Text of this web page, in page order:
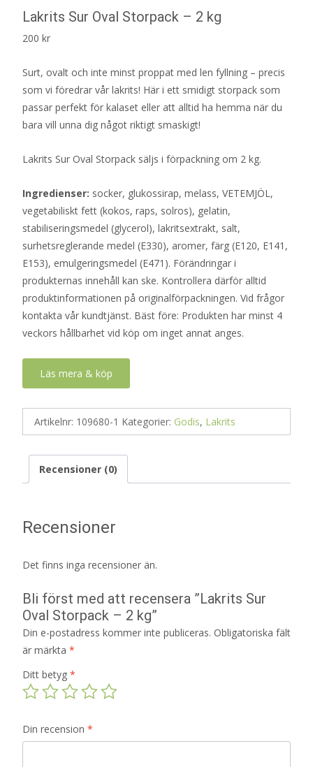
Lakrits Sur Oval Storpack – 2 kg
200 kr
Surt, ovalt och inte minst proppat med len fyllning – precis
som vi föredrar vår lakrits! Här i ett smidigt storpack som
passar perfekt för kalaset eller att alltid ha hemma när du
bara vill unna dig något riktigt smaskigt!
Lakrits Sur Oval Storpack säljs i förpackning om 2 kg.
Ingredienser: socker, glukossirap, melass, VETEMJÖL,
vegetabiliskt fett (kokos, raps, solros), gelatin,
stabiliseringsmedel (glycerol), lakritsextrakt, salt,
surhetsreglerande medel (E330), aromer, färg (E120, E141,
E153), emulgeringsmedel (E471). Förändringar i
produkternas innehåll kan ske. Kontrollera därför alltid
produktinformationen på originalförpackningen. Vid frågor
kontakta vår kundtjänst. Bäst före: Produkten har minst 4
veckors hållbarhet vid köp om inget annat anges.
Läs mera & köp
Artikelnr: 109680-1 Kategorier: Godis, Lakrits
Recensioner (0)
Recensioner
Det finns inga recensioner än.
Bli först med att recensera ”Lakrits Sur
Oval Storpack – 2 kg”
Din e-postadress kommer inte publiceras. Obligatoriska fält
är märkta *
Ditt betyg *
Din recension *